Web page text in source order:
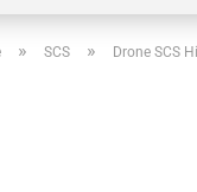
» SCS » Drone SCS